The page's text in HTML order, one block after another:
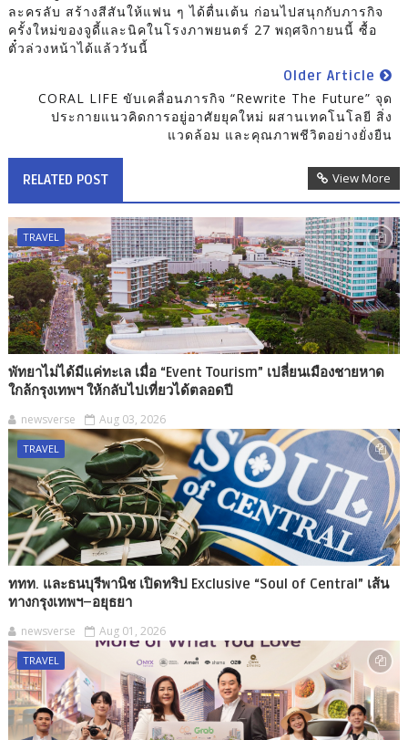
ละครลับ สร้างสีสันให้แฟน ๆ ได้ตื่นเต้น ก่อนไปสนุกกับภารกิจ
ครั้งใหม่ของจูดี้และนิคในโรงภาพยนตร์ 27 พฤศจิกายนนี้ ซื้อ
ตั๋วล่วงหน้าได้แล้ววันนี้
Older Article
CORAL LIFE ขับเคลื่อนภารกิจ “Rewrite The Future” จุด
ประกายแนวคิดการอยู่อาศัยยุคใหม่ ผสานเทคโนโลยี สิ่ง
แวดล้อม และคุณภาพชีวิตอย่างยั่งยืน
RELATED POST View More
TRAVEL
พัทยาไม่ได้มีแค่ทะเล เมื่อ “Event Tourism” เปลี่ยนเมืองชายหาด
ใกล้กรุงเทพฯ ให้กลับไปเที่ยวได้ตลอดปี
newsverse Aug 03, 2026
TRAVEL
ททท. และธนบุรีพานิช เปิดทริป Exclusive “Soul of Central” เส้น
ทางกรุงเทพฯ–อยุธยา
newsverse Aug 01, 2026
TRAVEL